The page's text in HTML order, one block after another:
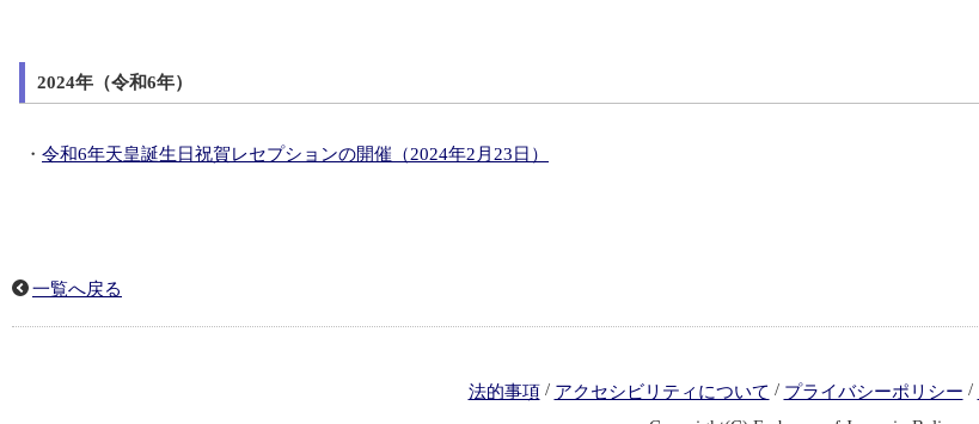
2024年（令和6年）
・ 令和6年天皇誕生日祝賀レセプションの開催（2024年2月23日）
一覧へ戻る
法的事項 / アクセシビリティについて / プライバシーポリシー /